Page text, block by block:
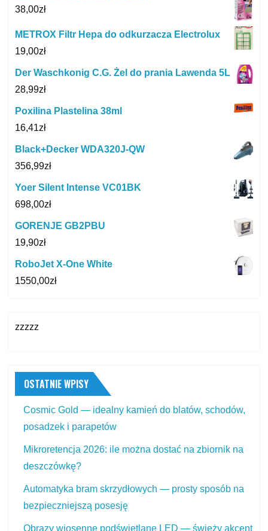
38,00zł
METROX Filtr Hepa do odkurzacza Electrolux
19,00zł
Der Waschkonig C.G. Żel do prania Lawenda 5L
28,99zł
Poxilina Plastelina 38ml
16,41zł
Black+Decker WDA320J-QW
356,99zł
Yoer Silent Intense VC01BK
698,00zł
GORENJE GB2PBU
19,90zł
RoboJet X-One White
1550,00zł
zzzzz
OSTATNIE WPISY
Cosmic Gold — idealny kamień do blatów, schodów,
posadzek i parapetów
Mikroretencja 2026: ile można dostać na zbiornik na
deszczówkę?
Automatyka bram skrzydłowych — prosty sposób na
bezpieczniejszą posesję
Obrazy wiosenne podświetlane LED — świeży akcent